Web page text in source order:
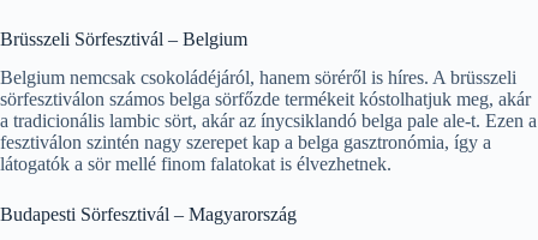
Brüsszeli Sörfesztivál – Belgium
Belgium nemcsak csokoládéjáról, hanem söréről is híres. A brüsszeli
sörfesztiválon számos belga sörfőzde termékeit kóstolhatjuk meg, akár
a tradicionális lambic sört, akár az ínycsiklandó belga pale ale-t. Ezen a
fesztiválon szintén nagy szerepet kap a belga gasztronómia, így a
látogatók a sör mellé finom falatokat is élvezhetnek.
Budapesti Sörfesztivál – Magyarország